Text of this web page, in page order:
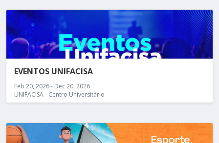
EVENTOS UNIFACISA
Feb 20, 2026 - Dec 20, 2026
UNIFACISA - Centro Universitário